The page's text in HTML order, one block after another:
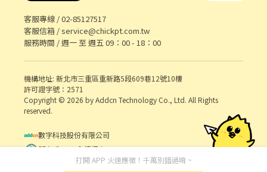
客服專線 /02-85127517
客服信箱 /service@chickpt.com.tw
服務時間 / 週一 至 週五 09：00 - 18：00
機構地址: 新北市三重區重新路5段609巷12號10樓
許可證字號：2571
Copyright © 2026 by Addcn Technology Co., Ltd. All Rights
reserved.
數字科技股份有限公司
鄧白氏 ESG 永續標章
打開 APP 火速應徵！千萬別錯過唷 ~